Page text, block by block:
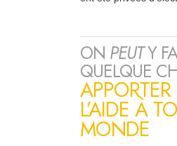
ON PEUTY
QUELQUE
L’AIDE À
MONDE